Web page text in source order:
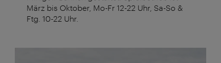
März bis Oktober, Mo-Fr 12-22 Uhr, Sa-So &
Ftg. 10-22 Uhr.